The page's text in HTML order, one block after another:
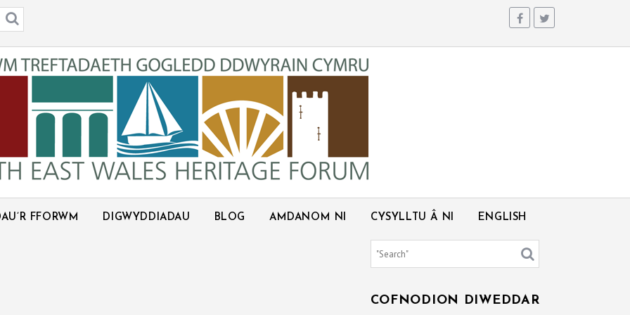
FFORWM DIGWYDDIADAU BLOG AMDANOM NI CYSYLLTU Â NI ENGLISH
COFNODION DIWEDDAR